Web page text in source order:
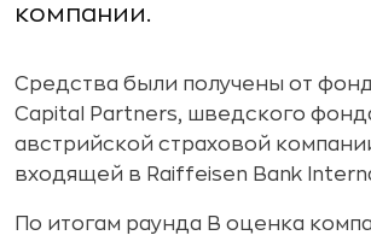
компании.
Средства были получены от
Capital Partners, шведского
австрийской страховой
входящей в Raiffeisen Bank
По итогам раунда B оценка